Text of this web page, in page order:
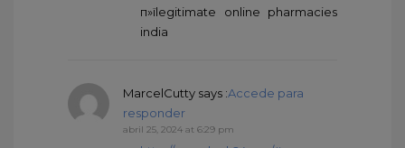
п»їlegitimate online pharmacies
india
MarcelCutty says :Accede para
responder
abril 25, 2024 at 6:29 pm